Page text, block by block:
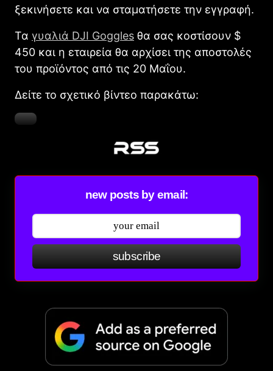
ξεκινήσετε και να σταματήσετε την εγγραφή.
Τα γυαλιά DJI Goggles θα σας κοστίσουν $
450 και η εταιρεία θα αρχίσει της αποστολές
του προϊόντος από τις 20 Μαΐου.
Δείτε το σχετικό βίντεο παρακάτω:
new posts by email:
subscribe